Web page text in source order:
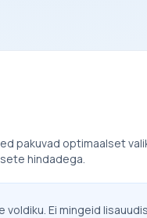
pakuvad optimaalset
hindadega.
Ei mingeid